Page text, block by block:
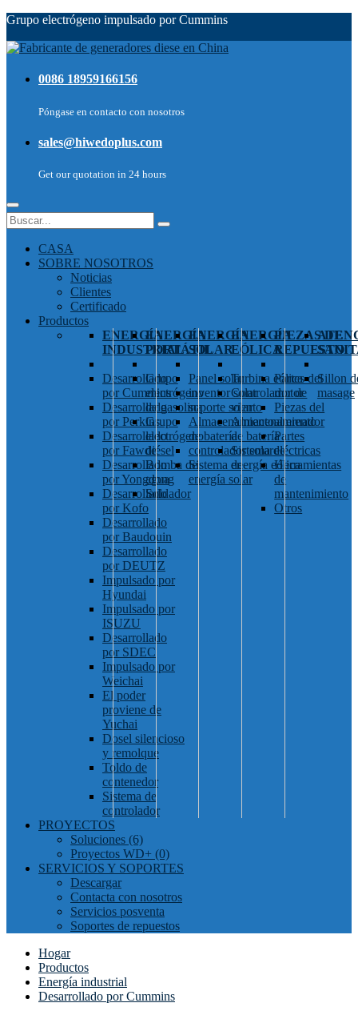
Grupo electrógeno impulsado por Cummins
0086 18959166156
Póngase en contacto con nosotros
sales@hiwedoplus.com
Get our quotation in 24 hours
CASA
SOBRE NOSOTROS
Noticias
Clientes
Certificado
Productos
ENERGÍA
INDUSTRIAL
Desarrollado
por Cummins
Desarrollado
por Perkins
Desarrollado
por Fawde
Desarrollado
por Yongdong
Desarrollado
por Kofo
Desarrollado
por Baudouin
Desarrollado
por DEUTZ
Impulsado por
Hyundai
Impulsado por
ISUZU
Desarrollado
por SDEC
Impulsado por
Weichai
El poder
proviene de
Yuchai
Dosel silencioso
y remolque
Toldo de
contenedor
Sistema de
controlador
ENERGÍA
PORTÁTIL
Grupo
electrógeno
de gasolina
Grupo
electrógeno
diésel
Bomba de
agua
Soldador
ENERGÍA
SOLAR
Panel solar
inventor solar
soporte solar
Almacenamiento
de batería
controlador solar
Sistema de
energía solar
ENERGÍA
EÓLICA
Turbina eólica
Controlador de
viento
Almacenamiento
de batería
Sistema de
energía eólica
PIEZAS DE
REPUESTO
Partes del
motor
Piezas del
alternador
Partes
eléctricas
Herramientas
de
mantenimiento
Otros
Sillon
masage
PROYECTOS
Soluciones (6)
Proyectos WD+ (0)
SERVICIOS Y SOPORTES
Descargar
Contacta con nosotros
Servicios posventa
Soportes de repuestos
Hogar
Productos
Energía industrial
Desarrollado por Cummins